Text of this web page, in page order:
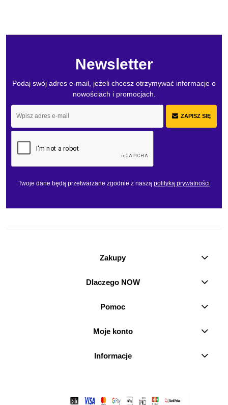
Newsletter
Podaj swój adres e-mail, jeżeli chcesz otrzymywać informacje o
nowościach i promocjach.
ZAPISZ SIĘ
Twoje dane będą przetwarzane zgodnie z naszą polityką prywatności
Zakupy
Dlaczego NOW
Pomoc
Moje konto
Informacje